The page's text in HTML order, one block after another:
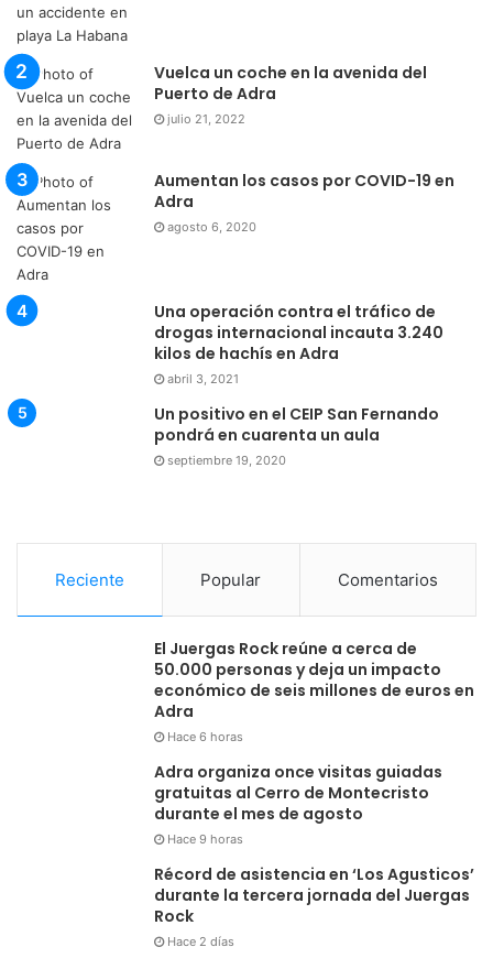
Vuelca un coche en la avenida del
Puerto de Adra
julio 21, 2022
Aumentan los casos por COVID-19 en
Adra
agosto 6, 2020
Una operación contra el tráfico de
drogas internacional incauta 3.240
kilos de hachís en Adra
abril 3, 2021
Un positivo en el CEIP San Fernando
pondrá en cuarenta un aula
septiembre 19, 2020
Reciente Popular Comentarios
El Juergas Rock reúne a cerca de
50.000 personas y deja un impacto
económico de seis millones de euros en
Adra
Hace 6 horas
Adra organiza once visitas guiadas
gratuitas al Cerro de Montecristo
durante el mes de agosto
Hace 9 horas
Récord de asistencia en ‘Los Agusticos’
durante la tercera jornada del Juergas
Rock
Hace 2 días